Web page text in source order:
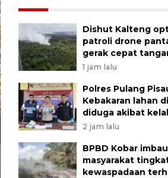
Dishut Kalteng
patroli drone
gerak cepat
1 jam lalu
Polres Pulang
Kebakaran lahan
diduga akibat
2 jam lalu
BPBD Kobar imbau
masyarakat
kewaspadaan